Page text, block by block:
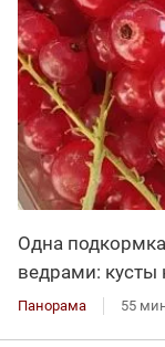
Одна
ведрами: кусты
Панорама 55